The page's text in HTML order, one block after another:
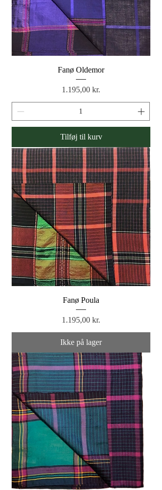
Fanø Oldemor
Pris
1.195,00 kr.
Tilføj til kurv
Fanø Poula
Pris
1.195,00 kr.
Ikke på lager